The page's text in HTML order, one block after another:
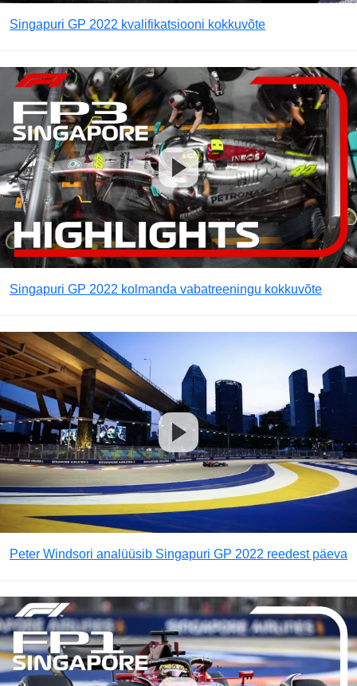
Singapuri GP 2022 kvalifikatsiooni kokkuvõte
Singapuri GP 2022 kolmanda vabatreeningu kokkuvõte
Peter Windsori analüüsib Singapuri GP 2022 reedest päeva